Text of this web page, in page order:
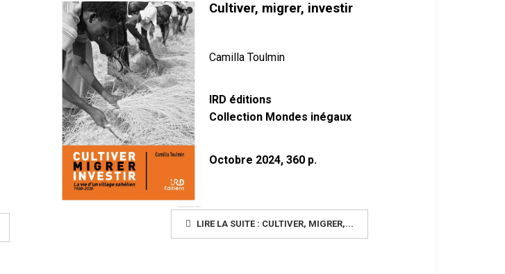
Cultiver, migrer, investir
Camilla Toulmin
IRD éditions
Collection Mondes inégaux
Octobre 2024, 360 p.
LIRE LA SUITE : CULTIVER, MIGRER,...